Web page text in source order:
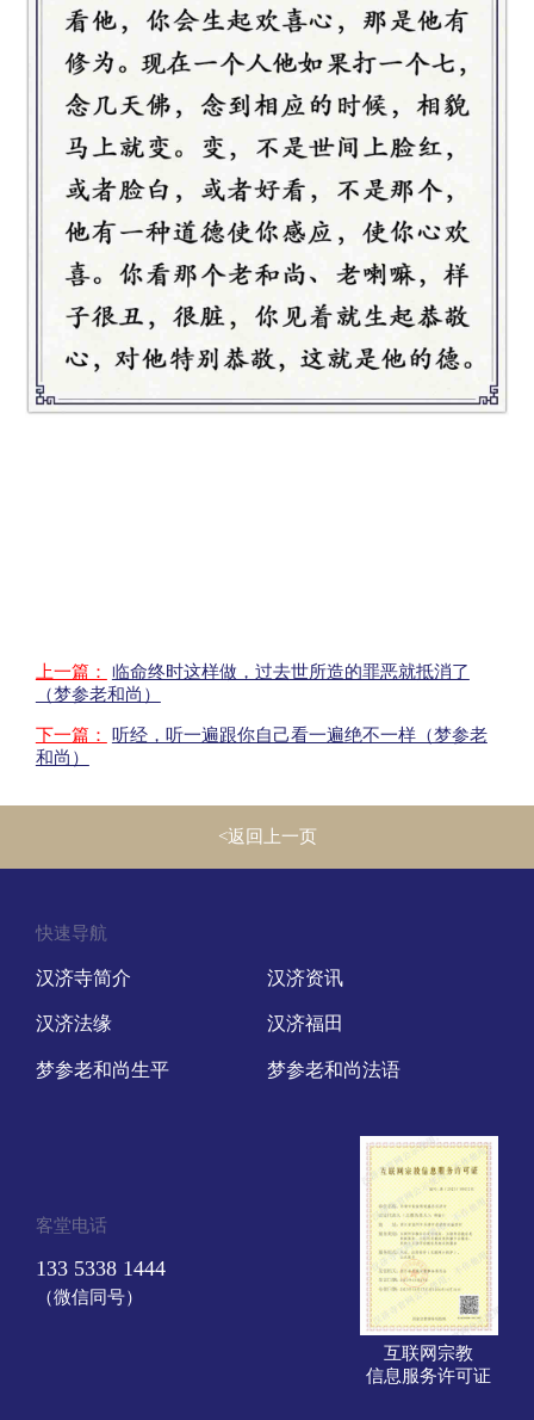
上一篇：
临命终时这样做，过去世所造的罪恶就抵消了
（梦参老和尚）
下一篇：
听经，听一遍跟你自己看一遍绝不一样（梦参老
和尚）
<返回上一页
快速导航
汉济寺简介 汉济资讯
汉济法缘 汉济福田
梦参老和尚生平 梦参老和尚法语
客堂电话
133 5338 1444
（微信同号）
互联网宗教
信息服务许可证